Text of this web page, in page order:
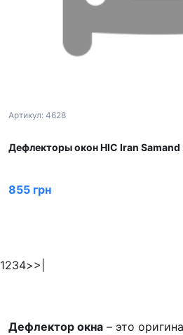
Артикул: 4628
Дефлекторы окон HIC Iran
855 грн
1234>>|
Дефлектор окна – это